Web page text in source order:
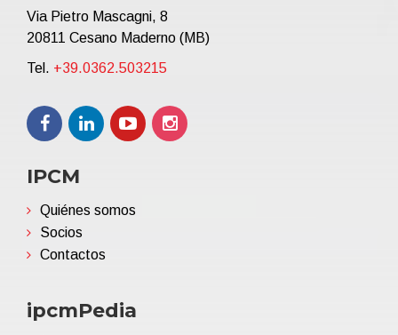
Via Pietro Mascagni, 8
20811 Cesano Maderno (MB)
Tel. +39.0362.503215
IPCM
Quiénes somos
Socios
Contactos
ipcmPedia